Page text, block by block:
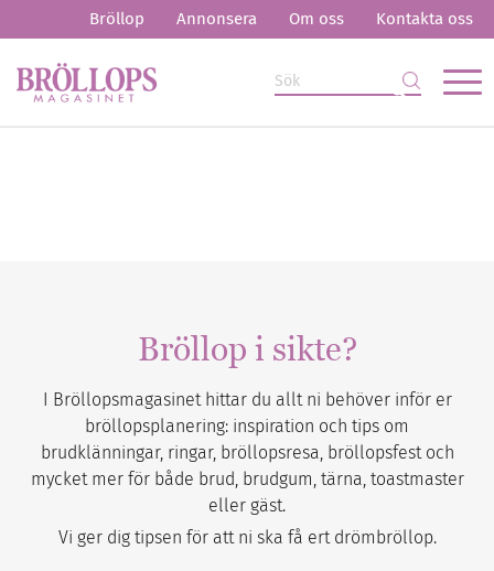
Bröllop Annonsera Om oss Kontakta oss
Bröllop i sikte?
I Bröllopsmagasinet hittar du allt ni behöver inför er
bröllopsplanering: inspiration och tips om
brudklänningar, ringar, bröllopsresa, bröllopsfest och
mycket mer för både brud, brudgum, tärna, toastmaster
eller gäst.
Vi ger dig tipsen för att ni ska få ert drömbröllop.